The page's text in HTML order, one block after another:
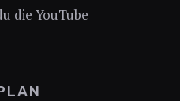
die YouTube